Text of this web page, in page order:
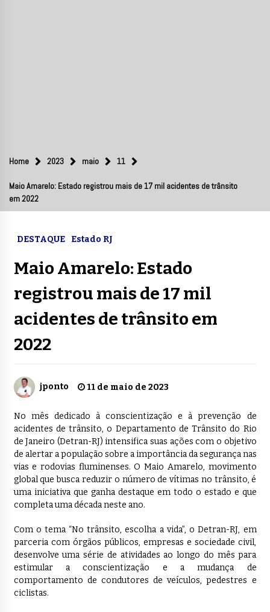
Home 2023 maio 11
Maio Amarelo: Estado registrou mais de 17 mil acidentes de trânsito
em 2022
DESTAQUE Estado RJ
Maio Amarelo: Estado
registrou mais de 17 mil
acidentes de trânsito em
2022
jponto 11 de maio de 2023
No mês dedicado à conscientização e à prevenção de
acidentes de trânsito, o Departamento de Trânsito do Rio
de Janeiro (Detran-RJ) intensifica suas ações com o objetivo
de alertar a população sobre a importância da segurança nas
vias e rodovias fluminenses. O Maio Amarelo, movimento
global que busca reduzir o número de vítimas no trânsito, é
uma iniciativa que ganha destaque em todo o estado e que
completa uma década neste ano.
Com o tema “No trânsito, escolha a vida”, o Detran-RJ, em
parceria com órgãos públicos, empresas e sociedade civil,
desenvolve uma série de atividades ao longo do mês para
estimular a conscientização e a mudança de
comportamento de condutores de veículos, pedestres e
ciclistas.